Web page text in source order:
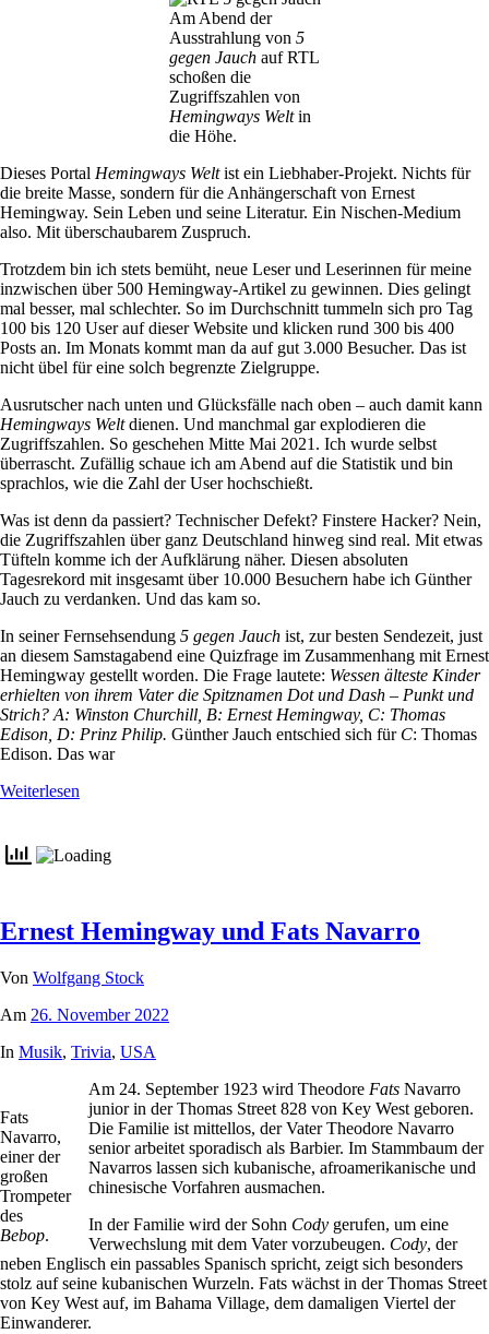
Am Abend der
Ausstrahlung von 5
gegen Jauchauf RTL
schoßen die
Zugriffszahlen von
Hemingways Weltin
die Höhe.
Dieses Portal Hemingways Weltist ein Liebhaber-Projekt. Nichts für
die breite Masse, sondern für die Anhängerschaft von Ernest
Hemingway. Sein Leben und seine Literatur. Ein Nischen-Medium
also. Mit überschaubarem Zuspruch.
Trotzdem bin ich stets bemüht, neue Leser und Leserinnen für meine
inzwischen über 500 Hemingway-Artikel zu gewinnen. Dies gelingt
mal besser, mal schlechter. So im Durchschnitt tummeln sich pro Tag
100 bis 120 User auf dieser Website und klicken rund 300 bis 400
Posts an. Im Monats kommt man da auf gut 3.000 Besucher. Das ist
nicht übel für eine solch begrenzte Zielgruppe.
Ausrutscher nach unten und Glücksfälle nach oben – auch damit kann
Hemingways Weltdienen. Und manchmal gar explodieren die
Zugriffszahlen. So geschehen Mitte Mai 2021. Ich wurde selbst
überrascht. Zufällig schaue ich am Abend auf die Statistik und bin
sprachlos, wie die Zahl der User hochschießt.
Was ist denn da passiert? Technischer Defekt? Finstere Hacker? Nein,
die Zugriffszahlen über ganz Deutschland hinweg sind real. Mit etwas
Tüfteln komme ich der Aufklärung näher. Diesen absoluten
Tagesrekord mit insgesamt über 10.000 Besuchern habe ich Günther
Jauch zu verdanken. Und das kam so.
In seiner Fernsehsendung 5 gegen Jauch ist, zur besten Sendezeit, just
an diesem Samstagabend eine Quizfrage im Zusammenhang mit Ernest
Hemingway gestellt worden. Die Frage lautete: Wessen älteste Kinder
erhielten von ihrem Vater die Spitznamen Dot und Dash – Punkt und
Strich? A: Winston Churchill, B: Ernest Hemingway, C: Thomas
Edison, D: Prinz Philip. Günther Jauch entschied sich für C: Thomas
Edison. Das war
Weiterlesen
Ernest Hemingway und Fats Navarro
Von Wolfgang Stock
Am 26. November 2022
In Musik, Trivia, USA
Fats
Navarro,
einer der
großen
Trompeter
des
Bebop.
Am 24. September 1923 wird Theodore Fats Navarro
junior in der Thomas Street 828 von Key West geboren.
Die Familie ist mittellos, der Vater Theodore Navarro
senior arbeitet sporadisch als Barbier. Im Stammbaum der
Navarros lassen sich kubanische, afroamerikanische und
chinesische Vorfahren ausmachen.
In der Familie wird der Sohn Cody gerufen, um eine
Verwechslung mit dem Vater vorzubeugen. Cody, der
neben Englisch ein passables Spanisch spricht, zeigt sich besonders
stolz auf seine kubanischen Wurzeln. Fats wächst in der Thomas Street
von Key West auf, im Bahama Village, dem damaligen Viertel der
Einwanderer.